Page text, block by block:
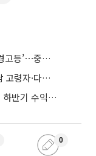
5대 은행, 상반기 9조 벌었지만 ‘건전성 경고등’⋯중기대출 문턱 높아지나
세제 개편에 복잡해진 자산가 셈법⋯강남 고령자·다주택자 ‘자산재편 고심’
예금금리 올랐는데 대출은 묶였다⋯은행 하반기 수익성 '경고등'
0